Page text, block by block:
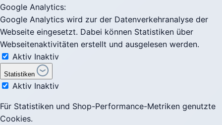
Google Analytics:
Google Analytics wird zur der Datenverkehranalyse der
Webseite eingesetzt. Dabei können Statistiken über
Webseitenaktivitäten erstellt und ausgelesen werden.
Aktiv Inaktiv
Statistiken
Aktiv Inaktiv
Für Statistiken und Shop-Performance-Metriken genutzte
Cookies.